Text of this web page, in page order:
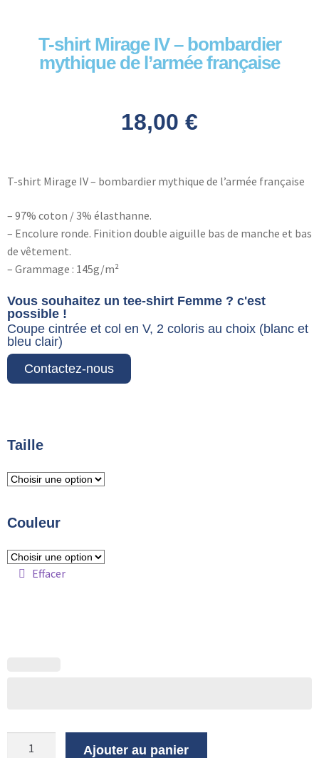
T-shirt Mirage IV – bombardier
mythique de l’armée française
18,00 €
T-shirt Mirage IV – bombardier mythique de l’armée française
– 97% coton / 3% élasthanne.
– Encolure ronde. Finition double aiguille bas de manche et bas
de vêtement.
– Grammage : 145g/m²
Vous souhaitez un tee-shirt Femme ? c'est
possible !
Coupe cintrée et col en V, 2 coloris au choix (blanc et
bleu clair)
Contactez-nous
Taille
Couleur
Effacer
Ajouter au panier